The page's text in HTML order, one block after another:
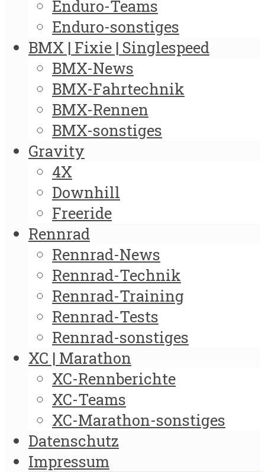
Enduro-Teams
Enduro-sonstiges
BMX | Fixie | Singlespeed
BMX-News
BMX-Fahrtechnik
BMX-Rennen
BMX-sonstiges
Gravity
4X
Downhill
Freeride
Rennrad
Rennrad-News
Rennrad-Technik
Rennrad-Training
Rennrad-Tests
Rennrad-sonstiges
XC | Marathon
XC-Rennberichte
XC-Teams
XC-Marathon-sonstiges
Datenschutz
Impressum